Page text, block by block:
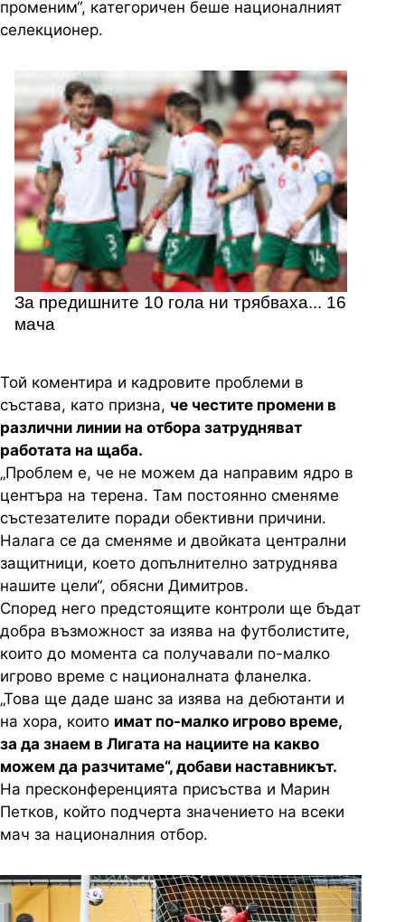
променим“, категоричен беше националният
селекционер.
За предишните 10 гола ни трябваха... 16
мача
Той коментира и кадровите проблеми в
състава, като призна, че честите промени в
различни линии на отбора затрудняват
работата на щаба.
„Проблем е, че не можем да направим ядро в
центъра на терена. Там постоянно сменяме
състезателите поради обективни причини.
Налага се да сменяме и двойката централни
защитници, което допълнително затруднява
нашите цели“, обясни Димитров.
Според него предстоящите контроли ще бъдат
добра възможност за изява на футболистите,
които до момента са получавали по-малко
игрово време с националната фланелка.
„Това ще даде шанс за изява на дебютанти и
на хора, които имат по-малко игрово време,
за да знаем в Лигата на нациите на какво
можем да разчитаме“, добави наставникът.
На пресконференцията присъства и Марин
Петков, който подчерта значението на всеки
мач за националния отбор.